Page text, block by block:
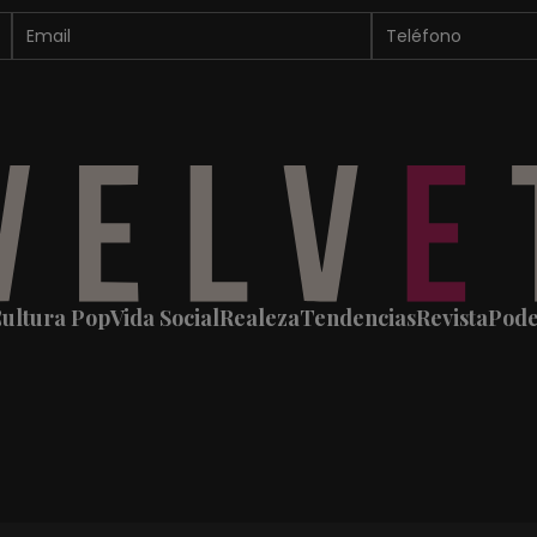
PopVida SocialRealezaTendenciasRevista